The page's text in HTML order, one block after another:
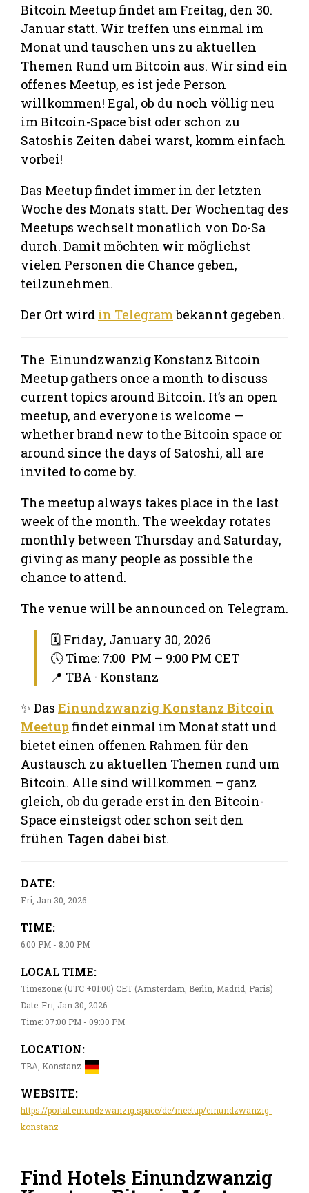
Bitcoin Meetup findet am Freitag, den 30.
Januar statt. Wir treffen uns einmal im
Monat und tauschen uns zu aktuellen
Themen Rund um Bitcoin aus. Wir sind ein
offenes Meetup, es ist jede Person
willkommen! Egal, ob du noch völlig neu
im Bitcoin-Space bist oder schon zu
Satoshis Zeiten dabei warst, komm einfach
vorbei!
Das Meetup findet immer in der letzten
Woche des Monats statt. Der Wochentag des
Meetups wechselt monatlich von Do-Sa
durch. Damit möchten wir möglichst
vielen Personen die Chance geben,
teilzunehmen.
Der Ort wird in Telegrambekannt gegeben.
The Einundzwanzig Konstanz Bitcoin
Meetup gathers once a month to discuss
current topics around Bitcoin. It’s an open
meetup, and everyone is welcome —
whether brand new to the Bitcoin space or
around since the days of Satoshi, all are
invited to come by.
The meetup always takes place in the last
week of the month. The weekday rotates
monthly between Thursday and Saturday,
giving as many people as possible the
chance to attend.
The venue will be announced on Telegram.
🗓 Friday, January 30, 2026
🕔 Time: 7:00 PM – 9:00 PM CET
📍 TBA · Konstanz
✨ Das Einundzwanzig Konstanz Bitcoin
Meetup findet einmal im Monat statt und
bietet einen offenen Rahmen für den
Austausch zu aktuellen Themen rund um
Bitcoin. Alle sind willkommen – ganz
gleich, ob du gerade erst in den Bitcoin-
Space einsteigst oder schon seit den
frühen Tagen dabei bist.
DATE:
Fri, Jan 30, 2026
TIME:
6:00 PM - 8:00 PM
LOCAL TIME:
Timezone: (UTC +01:00) CET (Amsterdam, Berlin, Madrid, Paris)
Date: Fri, Jan 30, 2026
Time: 07:00 PM - 09:00 PM
LOCATION:
TBA, Konstanz
WEBSITE:
https://portal.einundzwanzig.space/de/meetup/einundzwanzig-
konstanz
Find Hotels Einundzwanzig